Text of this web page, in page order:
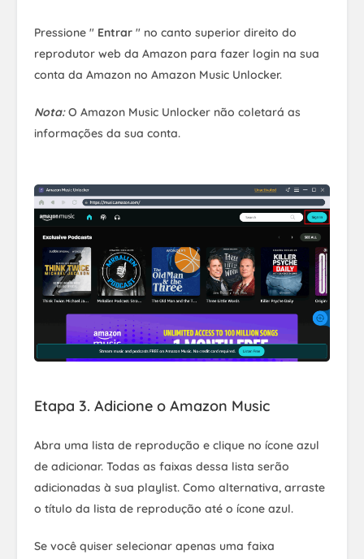
Pressione " Entrar " no canto superior direito do
reprodutor web da Amazon para fazer login na sua
conta da Amazon no Amazon Music Unlocker.
Nota: O Amazon Music Unlocker não coletará as
informações da sua conta.
Etapa 3. Adicione o Amazon Music
Abra uma lista de reprodução e clique no ícone azul
de adicionar. Todas as faixas dessa lista serão
adicionadas à sua playlist. Como alternativa, arraste
o título da lista de reprodução até o ícone azul.
Se você quiser selecionar apenas uma faixa